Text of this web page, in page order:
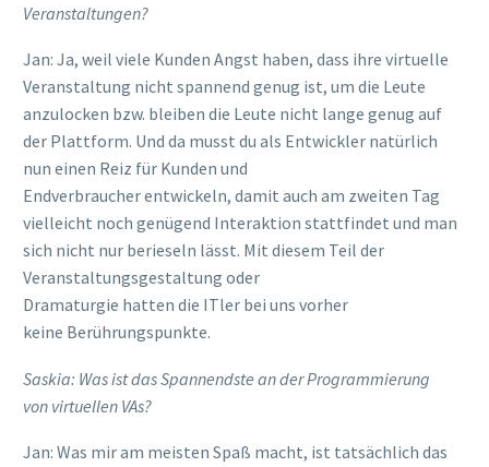
Veranstaltungen?
Jan: Ja, weil viele Kunden Angst haben, dass ihre virtuelle
Veranstaltung nicht spannend genug ist, um die Leute
anzulocken bzw. bleiben die Leute nicht lange genug auf
der Plattform. Und da musst du als Entwickler natürlich
nun einen Reiz für Kunden und
Endverbraucherentwickeln, damit auch am zweiten Tag
vielleicht noch genügend Interaktion stattfindet und man
sich nicht nur berieseln lässt. Mit diesem Teil der
Veranstaltungsgestaltung oder
Dramaturgie hatten die ITler bei uns vorher
keine Berührungspunkte.
Saskia: Was ist dasSpannendste an der Programmierung
von virtuellen VAs?
Jan: Was mir am meisten Spaß macht, ist tatsächlich das